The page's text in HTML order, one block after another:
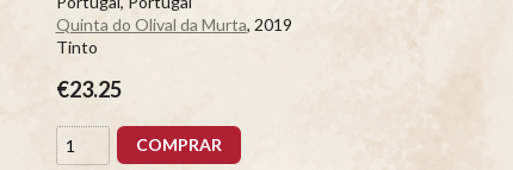
Quinta do Olival da Murta, 2019
Tinto
€23.25
COMPRAR